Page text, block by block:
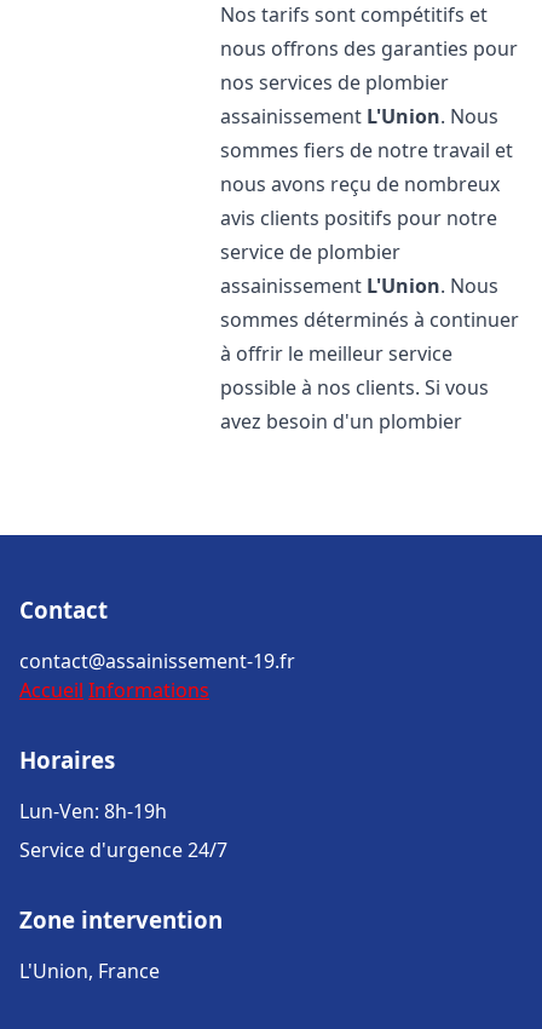
Nos tarifs sont compétitifs et
nous offrons des garanties pour
nos services de plombier
assainissement L'Union. Nous
sommes fiers de notre travail et
nous avons reçu de nombreux
avis clients positifs pour notre
service de plombier
assainissement L'Union. Nous
sommes déterminés à continuer
à offrir le meilleur service
possible à nos clients. Si vous
avez besoin d'un plombier
Contact
contact@assainissement-19.fr
Accueil Informations
Horaires
Lun-Ven: 8h-19h
Service d'urgence 24/7
Zone intervention
L'Union, France